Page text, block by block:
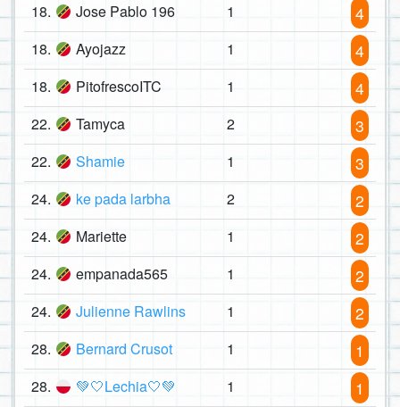
18. Jose Pablo 196 1 4
18. Ayojazz 1 4
18. PitofrescoITC 1 4
22. Tamyca 2 3
22. Shamie 1 3
24. ke pada larbha 2 2
24. Mariette 1 2
24. empanada565 1 2
24. Julienne Rawlins 1 2
28. Bernard Crusot 1 1
28. 💚🤍Lechia🤍💚 1 1